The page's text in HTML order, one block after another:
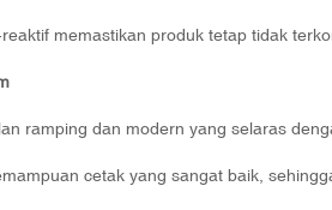
memastikan produk tetap tidak
ramping dan modern yang selaras
cetak yang sangat baik,